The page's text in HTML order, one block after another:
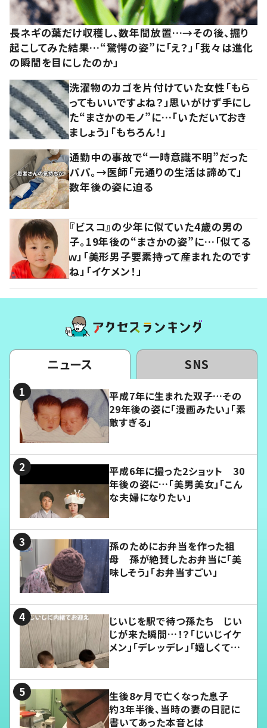
長ネギの葉だけ収穫し、数年間放置…→その後、掘り
起こしてみた結果…“驚愕の姿”に「え？」「我々は進化
の瞬間を目にしたのか」
洗濯物のカゴを片付けていた女性「もら
ってもいいですよね？」思いがけず手にし
た“まさかのモノ”に…「いただいておき
ましょう」「もちろん！」
通勤中の事故で“一時意識不明”だった
パパ。→医師「元通りの生活は諦めて」
数年後の姿に迫る
『ビスコ』の少年に似ていた4歳の男の
子。19年後の“まさかの姿”に…「似てる
ｗ」「美形男子要素持って産まれたのです
ね」「イケメン！」
ニュース SNS
平成7年に生まれた双子…その
29年後の姿に「漫画みたい」「素
敵すぎる」
平成6年に撮った2ショット 30
年後の姿に…「美男美女」「こん
な夫婦になりたい」
孫のためにお弁当を作った祖
母 孫が絶賛したお弁当に「美
味しそう」「お弁当すごい」
じいじを駅で待つ孫たち じい
じが来た瞬間…！？「じいじイケ
メン」「デレッデレ」「嬉しくて可
生後8ヶ月で亡くなった息子
約3年半後、当時の妻の日記に
書いてあった本音とは